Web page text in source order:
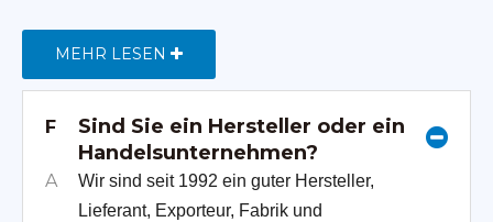
MEHR LESEN
F
Sind Sie ein Hersteller oder ein
Handelsunternehmen?
A
Wir sind seit 1992 ein guter Hersteller,
Lieferant, Exporteur, Fabrik und